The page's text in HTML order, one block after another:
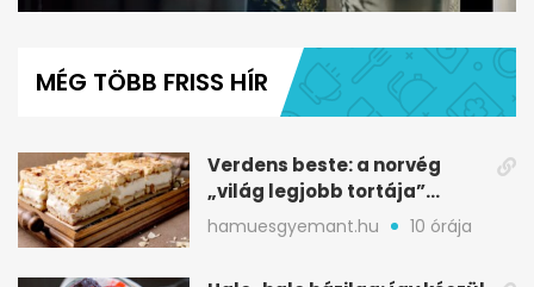
58
seconds
MÉG TÖBB FRISS HÍR
Verdens beste: a norvég
„világ legjobb tortája”
receptje lépésről lépésre
hamuesgyemant.hu 10 órája